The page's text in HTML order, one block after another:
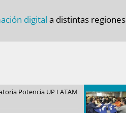
digital a distintas regiones
Potencia UP LATAM